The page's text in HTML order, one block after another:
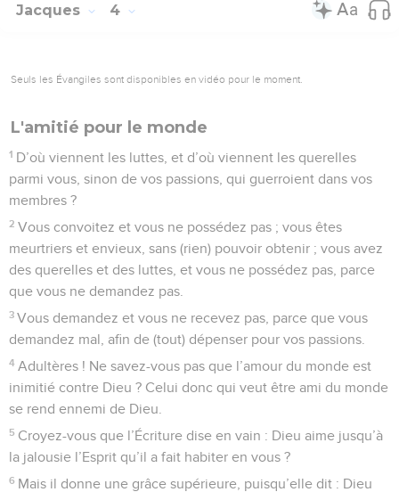
Jacques 4
Seuls les Évangiles sont disponibles en vidéo pour le moment.
L'amitié pour le monde
1 D’où viennent les luttes, et d’où viennent les querelles
parmi vous, sinon de vos passions, qui guerroient dans vos
membres ?
2 Vous convoitez et vous ne possédez pas ; vous êtes
meurtriers et envieux, sans (rien) pouvoir obtenir ; vous avez
des querelles et des luttes, et vous ne possédez pas, parce
que vous ne demandez pas.
3 Vous demandez et vous ne recevez pas, parce que vous
demandez mal, afin de (tout) dépenser pour vos passions.
4 Adultères ! Ne savez-vous pas que l’amour du monde est
inimitié contre Dieu ? Celui donc qui veut être ami du monde
se rend ennemi de Dieu.
5 Croyez-vous que l’Écriture dise en vain : Dieu aime jusqu’à
la jalousie l’Esprit qu’il a fait habiter en vous ?
6 Mais il donne une grâce supérieure, puisqu’elle dit : Dieu